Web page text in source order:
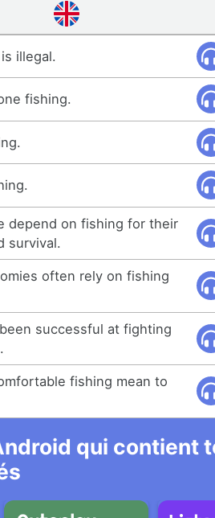
illegal.
fishing.
depend on fishing for their
survival.
often rely on fishing
successful at fighting
fishing mean to
qui contient